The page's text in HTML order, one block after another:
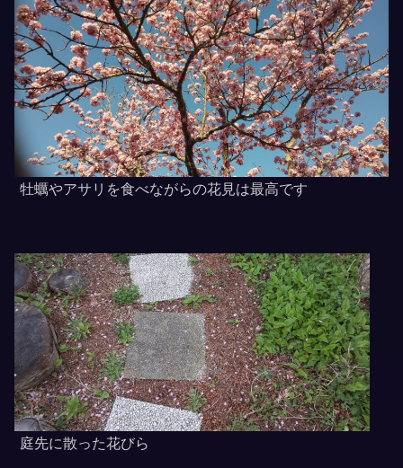
牡蠣やアサリを食べながらの花見は最高です
庭先に散った花びら